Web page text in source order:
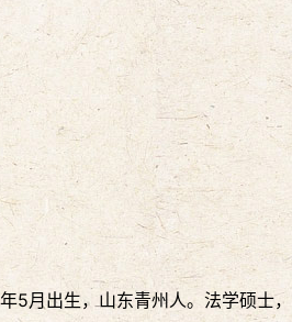
5月出生，山东青州人。法学硕士